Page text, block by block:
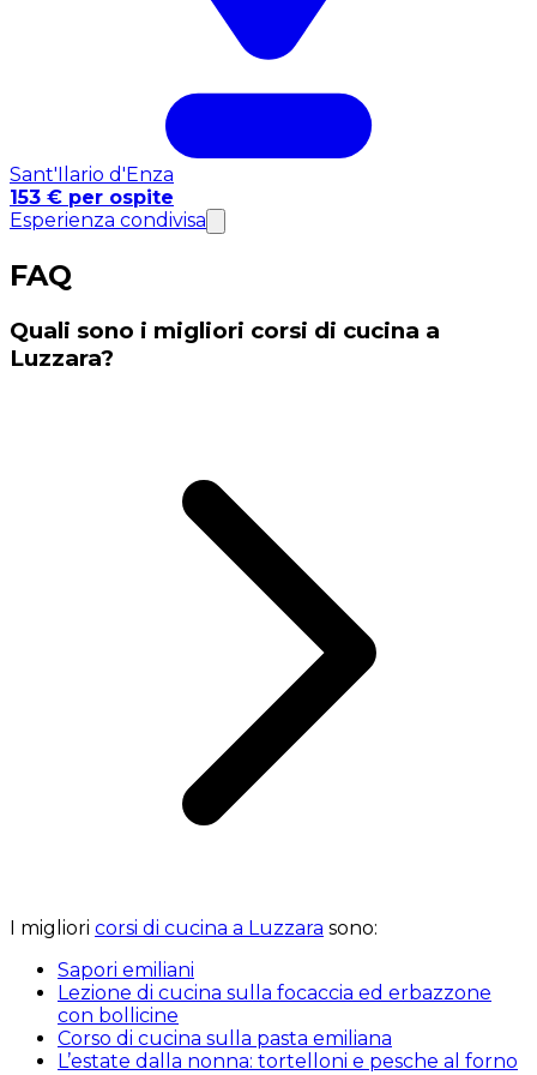
Sant'Ilario d'Enza
153 € per ospite
Esperienza condivisa
FAQ
Quali sono i migliori corsi di cucina a
Luzzara?
I migliori corsi di cucina a Luzzara sono:
Sapori emiliani
Lezione di cucina sulla focaccia ed erbazzone
con bollicine
Corso di cucina sulla pasta emiliana
L’estate dalla nonna: tortelloni e pesche al forno